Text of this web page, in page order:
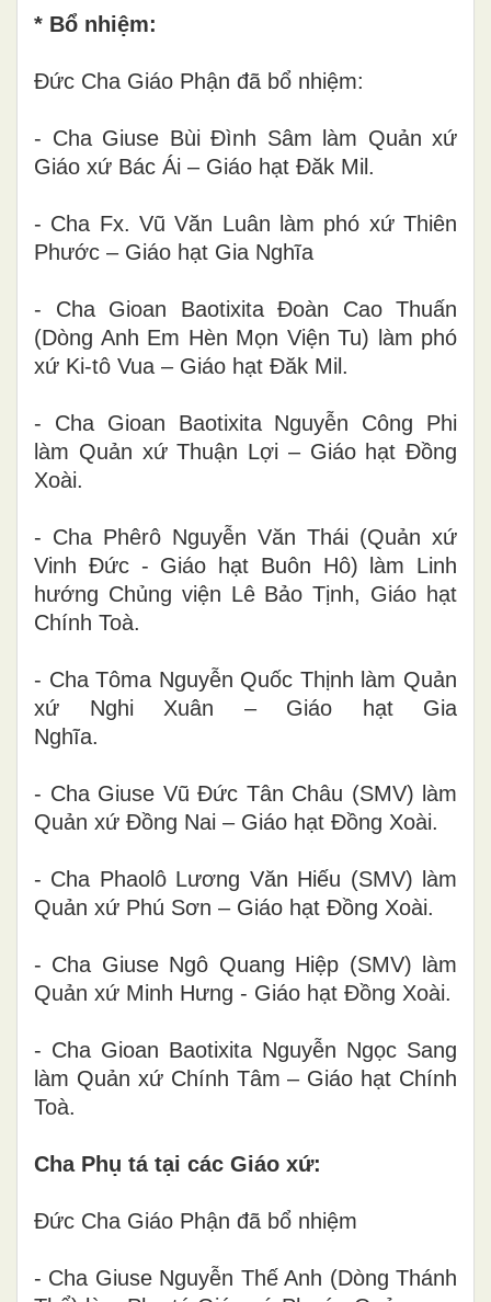
* Bổ nhiệm:
Đức Cha Giáo Phận đã bổ nhiệm:
- Cha Giuse Bùi Đình Sâm làm Quản xứ
Giáo xứ Bác Ái – Giáo hạt Đăk Mil.
- Cha Fx. Vũ Văn Luân làm phó xứ Thiên
Phước – Giáo hạt Gia Nghĩa
- Cha Gioan Baotixita Đoàn Cao Thuấn
(Dòng Anh Em Hèn Mọn Viện Tu) làm phó
xứ Ki-tô Vua – Giáo hạt Đăk Mil.
- Cha Gioan Baotixita Nguyễn Công Phi
làm Quản xứ Thuận Lợi – Giáo hạt Đồng
Xoài.
- Cha Phêrô Nguyễn Văn Thái (Quản xứ
Vinh Đức - Giáo hạt Buôn Hô) làm Linh
hướng Chủng viện Lê Bảo Tịnh, Giáo hạt
Chính Toà.
- Cha Tôma Nguyễn Quốc Thịnh làm Quản
xứ Nghi Xuân – Giáo hạt Gia
Nghĩa.
- Cha Giuse Vũ Đức Tân Châu (SMV) làm
Quản xứ Đồng Nai – Giáo hạt Đồng Xoài.
- Cha Phaolô Lương Văn Hiếu (SMV) làm
Quản xứ Phú Sơn – Giáo hạt Đồng Xoài.
- Cha Giuse Ngô Quang Hiệp (SMV) làm
Quản xứ Minh Hưng - Giáo hạt Đồng Xoài.
- Cha Gioan Baotixita Nguyễn Ngọc Sang
làm Quản xứ Chính Tâm – Giáo hạt Chính
Toà.
Cha Phụ tá tại các Giáo xứ:
Đức Cha Giáo Phận đã bổ nhiệm
- Cha Giuse Nguyễn Thế Anh (Dòng Thánh